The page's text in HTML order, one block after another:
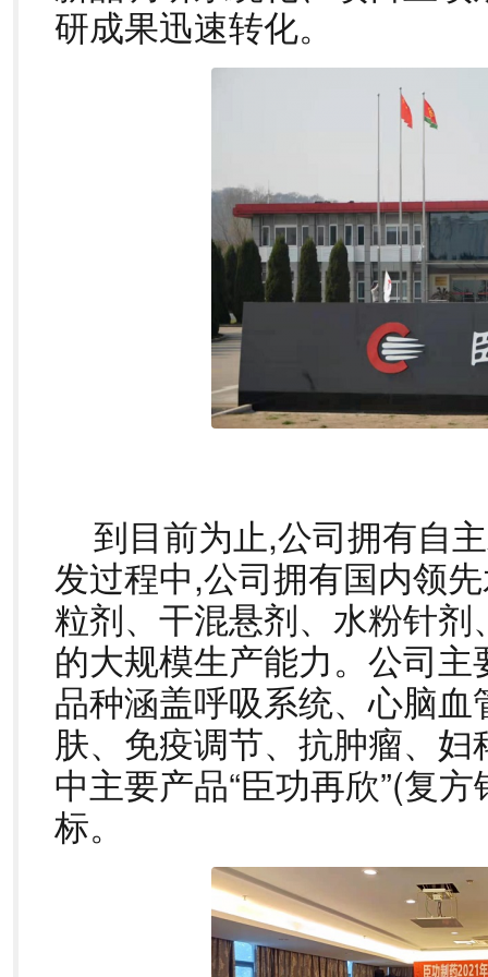
研成果迅速转化。
到目前为止,公司拥有自
发过程中,公司拥有国内领
粒剂、干混悬剂、水粉针
的大规模生产能力。公司
品种涵盖呼吸系统、心脑
肤、免疫调节、抗肿瘤、
中主要产品“臣功再欣”(复
标。